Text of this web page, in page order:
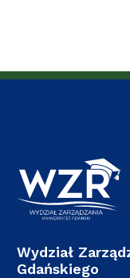
Wydział
Gdańskiego